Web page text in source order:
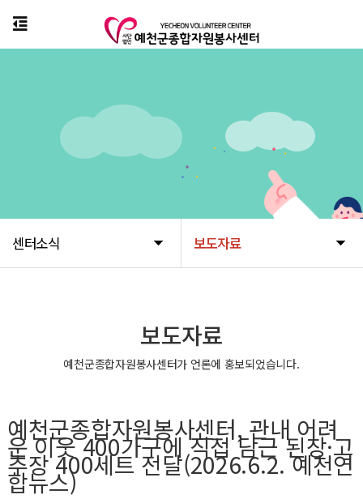
센터소식 보도자료
보도자료
예천군종합자원봉사센터가 언론에 홍보되었습니다.
예천군종합자원봉사센터, 관내 어려
운 이웃 400가구에 직접 담근 된장·고
추장 400세트 전달(2026.6.2. 예천연
합뉴스)